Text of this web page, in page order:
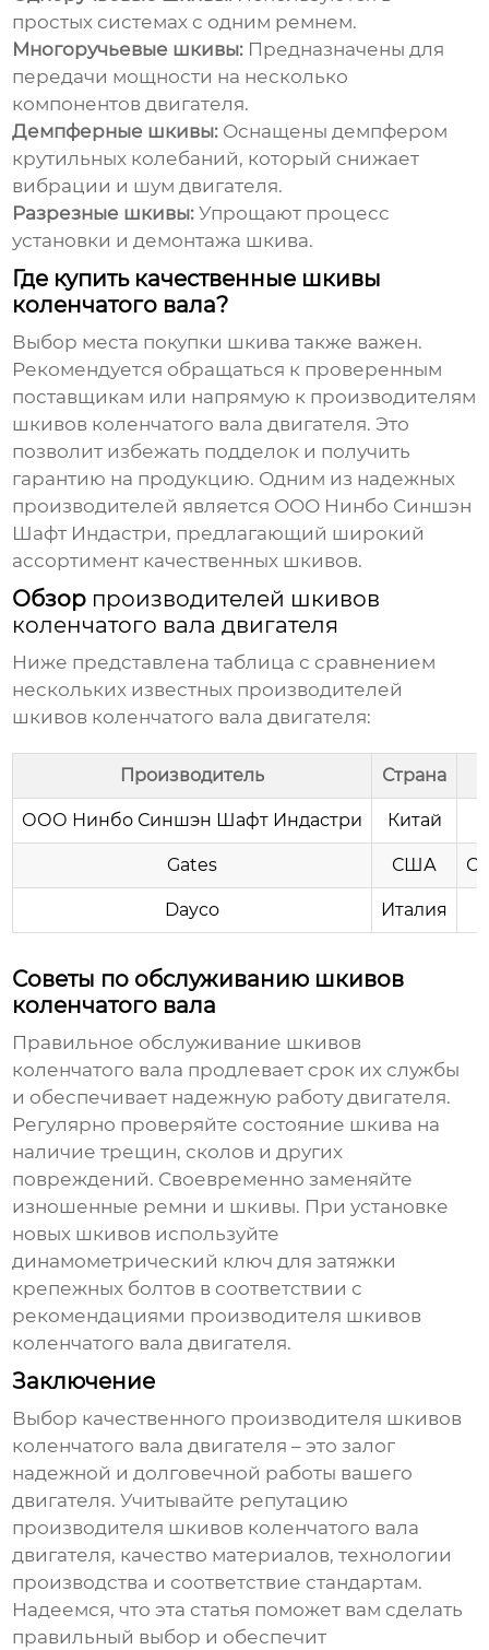
простых системах с одним ремнем.
Многоручьевые шкивы: Предназначены для
передачи мощности на несколько
компонентов двигателя.
Демпферные шкивы: Оснащены демпфером
крутильных колебаний, который снижает
вибрации и шум двигателя.
Разрезные шкивы: Упрощают процесс
установки и демонтажа шкива.
Где купить качественные шкивы
коленчатого вала?
Выбор места покупки шкива также важен.
Рекомендуется обращаться к проверенным
поставщикам или напрямую к производителям
шкивов коленчатого вала двигателя. Это
позволит избежать подделок и получить
гарантию на продукцию. Одним из надежных
производителей является ООО Нинбо Синшэн
Шафт Индастри, предлагающий широкий
ассортимент качественных шкивов.
Обзор производителей шкивов
коленчатого вала двигателя
Ниже представлена таблица с сравнением
нескольких известных производителей
шкивов коленчатого вала двигателя:
Производитель Страна
ООО Нинбо Синшэн Шафт Индастри Китай
Gates США
Dayco Италия
Советы по обслуживанию шкивов
коленчатого вала
Правильное обслуживание шкивов
коленчатого вала продлевает срок их службы
и обеспечивает надежную работу двигателя.
Регулярно проверяйте состояние шкива на
наличие трещин, сколов и других
повреждений. Своевременно заменяйте
изношенные ремни и шкивы. При установке
новых шкивов используйте
динамометрический ключ для затяжки
крепежных болтов в соответствии с
рекомендациями производителя шкивов
коленчатого вала двигателя.
Заключение
Выбор качественного производителя шкивов
коленчатого вала двигателя – это залог
надежной и долговечной работы вашего
двигателя. Учитывайте репутацию
производителя шкивов коленчатого вала
двигателя, качество материалов, технологии
производства и соответствие стандартам.
Надеемся, что эта статья поможет вам сделать
правильный выбор и обеспечит